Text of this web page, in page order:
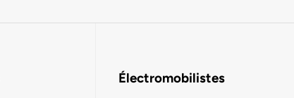
Électromobilistes